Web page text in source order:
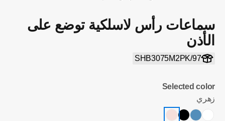
سماعات رأس لاسلكية توضع على
الأذن
SHB3075M2PK/97
Selected color
زهري